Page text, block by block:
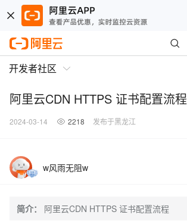
开发者社区
阿里云CDN HTTPS 证书配置流程
2024-03-14 2218 发布于黑龙江
w风雨无阻w
简介： 阿里云CDN HTTPS 证书配置流程